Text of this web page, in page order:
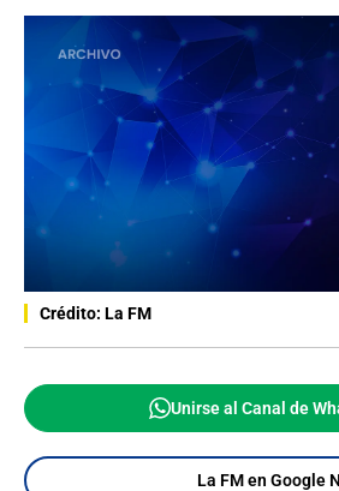
Crédito: La FM
Unirse al Canal de
La FM en Google